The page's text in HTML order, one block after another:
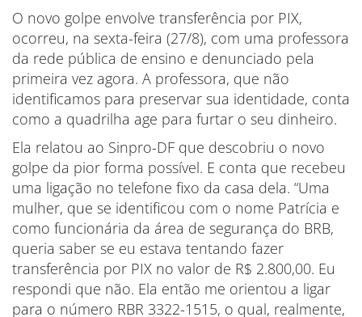
O novo golpe envolve transferência por PIX,
ocorreu, na sexta-feira (27/8), com uma professora
da rede pública de ensino e denunciado pela
primeira vez agora. A professora, que não
identificamos para preservar sua identidade, conta
como a quadrilha age para furtar o seu dinheiro.
Ela relatou ao Sinpro-DF que descobriu o novo
golpe da pior forma possível. E conta que recebeu
uma ligação no telefone fixo da casa dela. “Uma
mulher, que se identificou com o nome Patrícia e
como funcionária da área de segurança do BRB,
queria saber se eu estava tentando fazer
transferência por PIX no valor de R$ 2.800,00. Eu
respondi que não. Ela então me orientou a ligar
para o número RBR 3322-1515, o qual, realmente,